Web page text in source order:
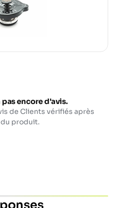
encore d'avis.
de Clients vérifiés après
produit.